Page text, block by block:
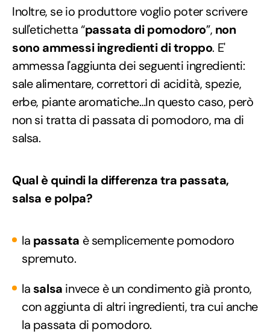
Inoltre, se io produttore voglio poter scrivere
sull'etichetta “passata di pomodoro”, non
sono ammessi ingredienti di troppo. E'
ammessa l'aggiunta dei seguenti ingredienti:
sale alimentare, correttori di acidità, spezie,
erbe, piante aromatiche…In questo caso, però
non si tratta di passata di pomodoro, ma di
salsa.
Qual è quindi la differenza tra passata,
salsa e polpa?
la passata è semplicemente pomodoro
spremuto.
la salsa invece è un condimento già pronto,
con aggiunta di altri ingredienti, tra cui anche
la passata di pomodoro.